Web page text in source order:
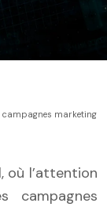
marketing
campagnes